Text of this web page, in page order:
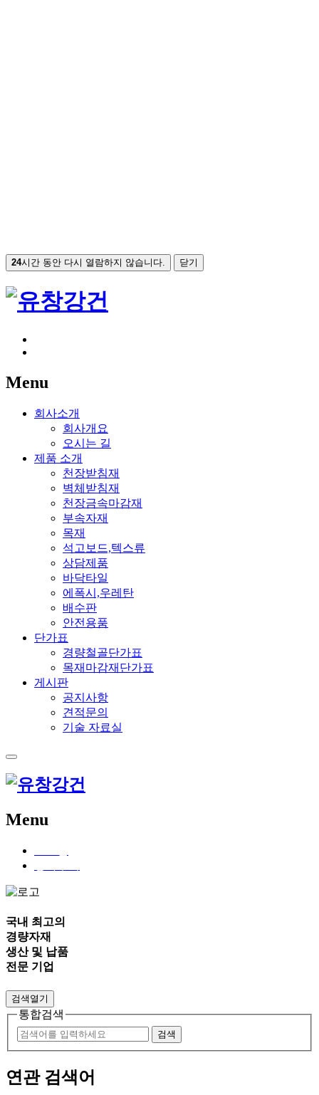
24시간 동안 다시 열람하지 않습니다. 닫기
Menu
회사소개
회사개요
오시는 길
제품 소개
천장받침재
벽체받침재
천장금속마감재
부속자재
목재
석고보드,텍스류
상담제품
바닥타일
에폭시,우레탄
배수판
안전용품
단가표
경량철골단가표
목재마감재단가표
게시판
공지사항
견적문의
기술 자료실
Menu
국내 최고의
경량자재
생산및 납품
전문 기업
검색열기
통합검색
연관 검색어